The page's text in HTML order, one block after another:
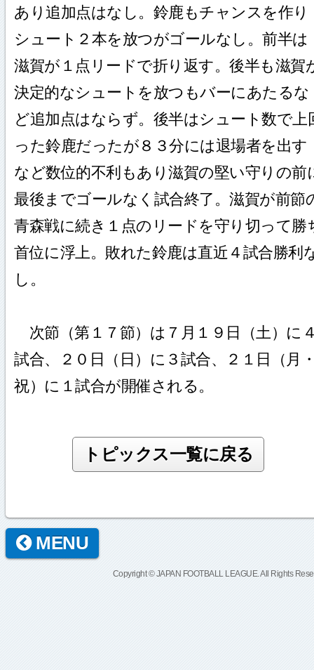
あり追加点はなし。鈴鹿もチャンスを作り
シュート２本を放つがゴールなし。前半は
滋賀が１点リードで折り返す。後半も滋賀
決定的なシュートを放つもバーにあたるな
ど追加点はならず。後半はシュート数で上
った鈴鹿だったが８３分には退場者を出す
など数位的不利もあり滋賀の堅い守りの前
最後までゴールなく試合終了。滋賀が前節
青森戦に続き１点のリードを守り切って勝
首位に浮上。敗れた鈴鹿は直近４試合勝利
し。
次節（第１７節）は７月１９日（土）に
試合、２０日（日）に３試合、２１日（月
祝）に１試合が開催される。
MENU
Copyright © JAPAN FOOTBALL LEAGUE. All Rights